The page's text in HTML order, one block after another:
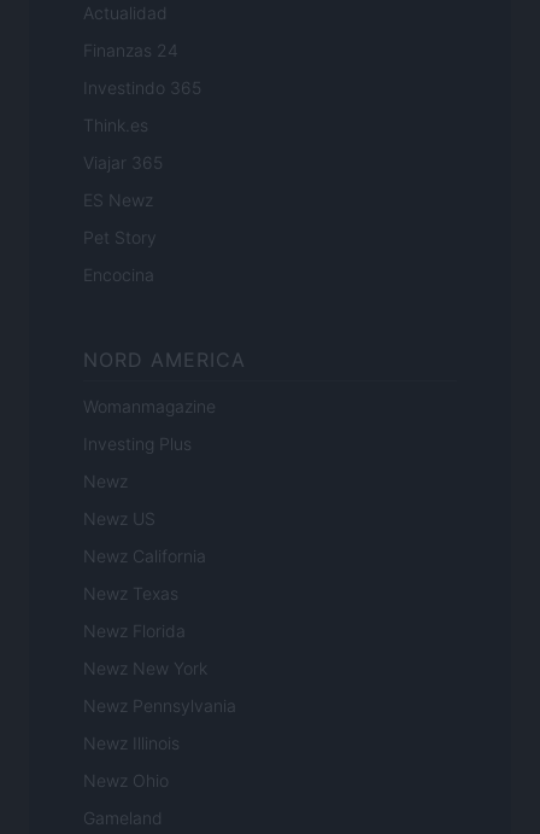
Actualidad
Finanzas 24
Investindo 365
Think.es
Viajar 365
ES Newz
Pet Story
Encocina
NORD AMERICA
Womanmagazine
Investing Plus
Newz
Newz US
Newz California
Newz Texas
Newz Florida
Newz New York
Newz Pennsylvania
Newz Illinois
Newz Ohio
Gameland